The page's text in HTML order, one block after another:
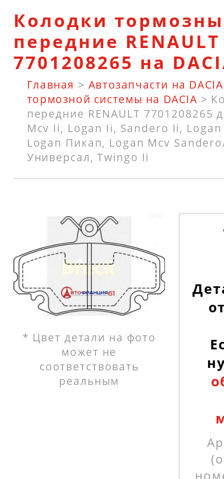
Колодки
передние RENAULT
7701208265 на
Главная > Автозапчасти на DACIA
тормозной системы на DACIA >
передние RENAULT 7701208265
Mcv Ii, Logan Ii, Sandero Ii,
Logan Пикап, Logan Mcv
Универсал, Twingo Ii
* Цвет детали на фото
может не
соответствовать
реальным